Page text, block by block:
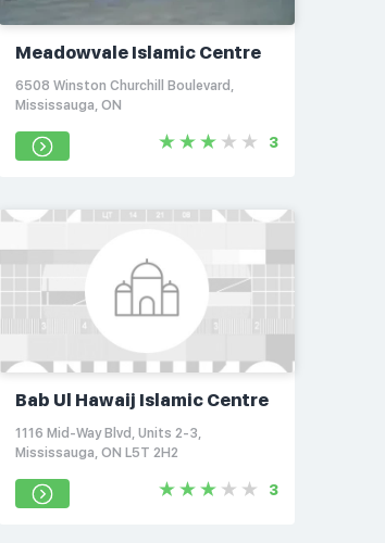
Meadowvale Islamic Centre
6508 Winston Churchill Boulevard,
Mississauga, ON
3
Bab Ul Hawaij Islamic Centre
1116 Mid-Way Blvd, Units 2-3,
Mississauga, ON L5T 2H2
3